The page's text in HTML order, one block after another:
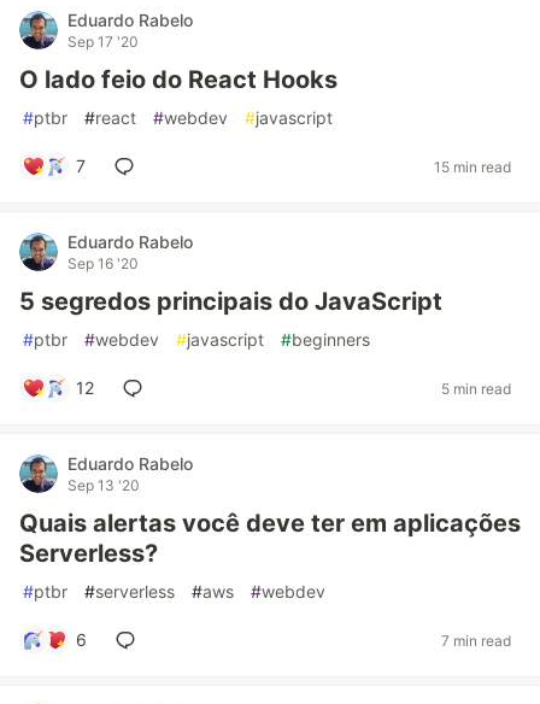
Eduardo Rabelo
Sep 17 '20
O lado feio do React Hooks
#ptbr #react #webdev #javascript
7 15 min read
Eduardo Rabelo
Sep 16 '20
5 segredos principais do JavaScript
#ptbr #webdev #javascript #beginners
12 5 min read
Eduardo Rabelo
Sep 13 '20
Quais alertas você deve ter em aplicações
Serverless?
#ptbr #serverless #aws #webdev
6 7 min read